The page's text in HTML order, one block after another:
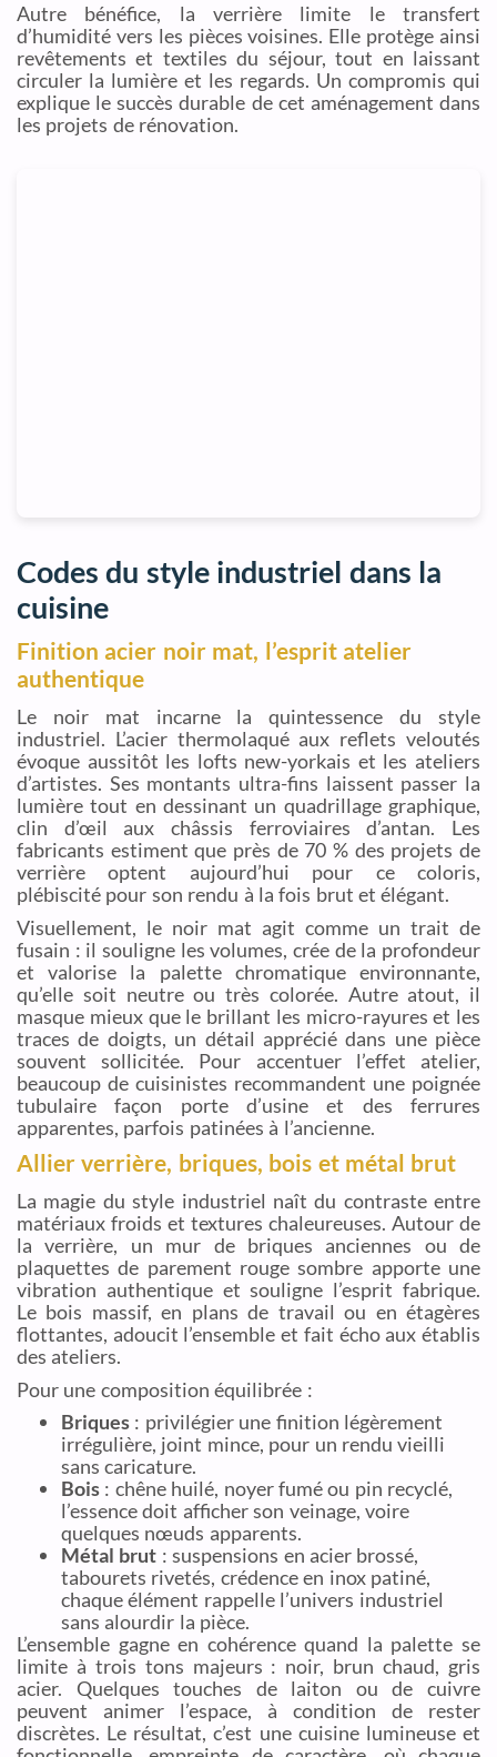
Autre bénéfice, la verrière limite le transfert
d’humidité vers les pièces voisines. Elle protège ainsi
revêtements et textiles du séjour, tout en laissant
circuler la lumière et les regards. Un compromis qui
explique le succès durable de cet aménagement dans
les projets de rénovation.
Codes du style industriel dans la
cuisine
Finition acier noir mat, l’esprit atelier
authentique
Le noir mat incarne la quintessence du style
industriel. L’acier thermolaqué aux reflets veloutés
évoque aussitôt les lofts new-yorkais et les ateliers
d’artistes. Ses montants ultra-fins laissent passer la
lumière tout en dessinant un quadrillage graphique,
clin d’œil aux châssis ferroviaires d’antan. Les
fabricants estiment que près de 70 % des projets de
verrière optent aujourd’hui pour ce coloris,
plébiscité pour son rendu à la fois brut et élégant.
Visuellement, le noir mat agit comme un trait de
fusain : il souligne les volumes, crée de la profondeur
et valorise la palette chromatique environnante,
qu’elle soit neutre ou très colorée. Autre atout, il
masque mieux que le brillant les micro-rayures et les
traces de doigts, un détail apprécié dans une pièce
souvent sollicitée. Pour accentuer l’effet atelier,
beaucoup de cuisinistes recommandent une poignée
tubulaire façon porte d’usine et des ferrures
apparentes, parfois patinées à l’ancienne.
Allier verrière, briques, bois et métal brut
La magie du style industriel naît du contraste entre
matériaux froids et textures chaleureuses. Autour de
la verrière, un mur de briques anciennes ou de
plaquettes de parement rouge sombre apporte une
vibration authentique et souligne l’esprit fabrique.
Le bois massif, en plans de travail ou en étagères
flottantes, adoucit l’ensemble et fait écho aux établis
des ateliers.
Pour une composition équilibrée :
Briques : privilégier une finition légèrement
irrégulière, joint mince, pour un rendu vieilli
sans caricature.
Bois : chêne huilé, noyer fumé ou pin recyclé,
l’essence doit afficher son veinage, voire
quelques nœuds apparents.
Métal brut : suspensions en acier brossé,
tabourets rivetés, crédence en inox patiné,
chaque élément rappelle l’univers industriel
sans alourdir la pièce.
L’ensemble gagne en cohérence quand la palette se
limite à trois tons majeurs : noir, brun chaud, gris
acier. Quelques touches de laiton ou de cuivre
peuvent animer l’espace, à condition de rester
discrètes. Le résultat, c’est une cuisine lumineuse et